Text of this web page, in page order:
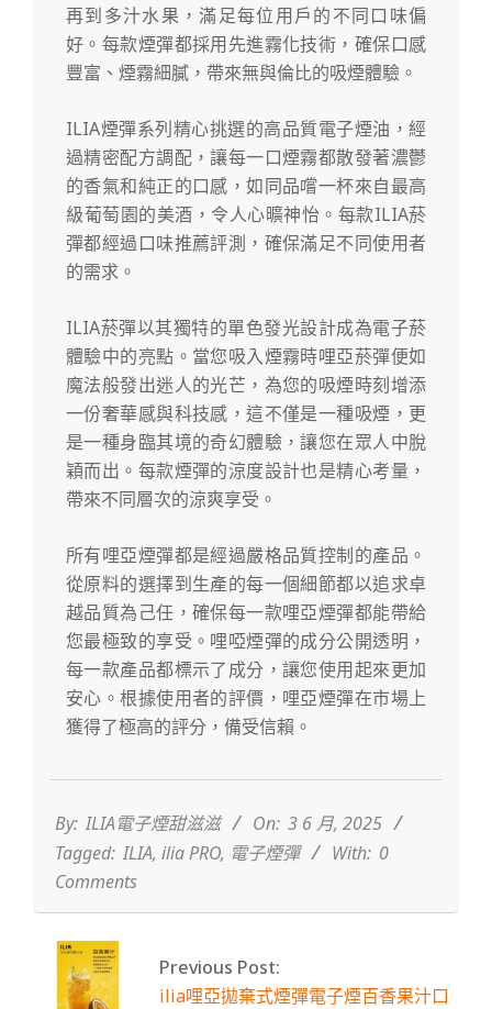
再到多汁水果，滿足每位用戶的不同口味偏
好。每款煙彈都採用先進霧化技術，確保口感
豐富、煙霧細膩，帶來無與倫比的吸煙體驗。
ILIA煙彈系列精心挑選的高品質電子煙油，經
過精密配方調配，讓每一口煙霧都散發著濃鬱
的香氣和純正的口感，如同品嚐一杯來自最高
級葡萄園的美酒，令人心曠神怡。每款ILIA菸
彈都經過口味推薦評測，確保滿足不同使用者
的需求。
ILIA菸彈以其獨特的單色發光設計成為電子菸
體驗中的亮點。當您吸入煙霧時哩亞菸彈便如
魔法般發出迷人的光芒，為您的吸煙時刻增添
一份奢華感與科技感，這不僅是一種吸煙，更
是一種身臨其境的奇幻體驗，讓您在眾人中脫
穎而出。每款煙彈的涼度設計也是精心考量，
帶來不同層次的涼爽享受。
所有哩亞煙彈都是經過嚴格品質控制的產品。
從原料的選擇到生產的每一個細節都以追求卓
越品質為己任，確保每一款哩亞煙彈都能帶給
您最極致的享受。哩啞煙彈的成分公開透明，
每一款產品都標示了成分，讓您使用起來更加
安心。根據使用者的評價，哩亞煙彈在市場上
獲得了極高的評分，備受信賴。
03
By: ILIA電子煙甜滋滋 On: 3 6 月, 2025
Tagged: ILIA, ilia PRO, 電子煙彈 With: 0
Comments
Previous Post:
ilia哩亞拋棄式煙彈電子煙百香果汁口